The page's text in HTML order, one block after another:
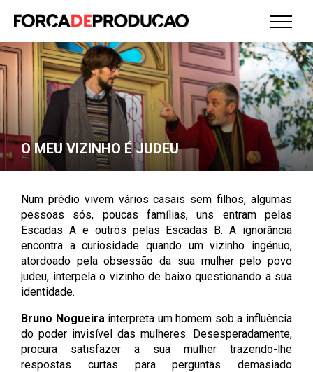
O MEU VIZINHO É JUDEU
Num prédio vivem vários casais sem filhos, algumas
pessoas sós, poucas famílias, uns entram pelas
Escadas A e outros pelas Escadas B. A ignorância
encontra a curiosidade quando um vizinho ingénuo,
atordoado pela obsessão da sua mulher pelo povo
judeu, interpela o vizinho de baixo questionando a sua
identidade.
Bruno Nogueirainterpreta um homem sob a influência
do poder invisível das mulheres. Desesperadamente,
procura satisfazer a sua mulher trazendo-lhe
respostas curtas para perguntas demasiado